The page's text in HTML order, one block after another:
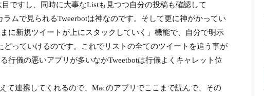
ですし、同時に大事なListも見つつ自分の投稿も確認して
ムで見られるTweerbotは神なのです。そして更に神がかってい
に新規ツイートが上にスタックしていく」機能で、自分で明示
どっていけるのです。これでリストの全てのツイートを追う事が
行儀の悪いアプリが多いなかTweetbotは行儀よくキャレット位
て連携してくれるので、Macのアプリでここまで読んで、その